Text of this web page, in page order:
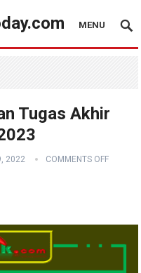
MENU
Tugas Akhir
2022 COMMENTS OFF